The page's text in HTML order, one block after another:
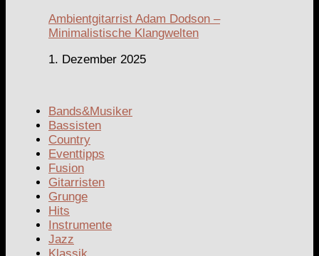
Ambientgitarrist Adam Dodson –
Minimalistische Klangwelten
1. Dezember 2025
Bands&Musiker
Bassisten
Country
Eventtipps
Fusion
Gitarristen
Grunge
Hits
Instrumente
Jazz